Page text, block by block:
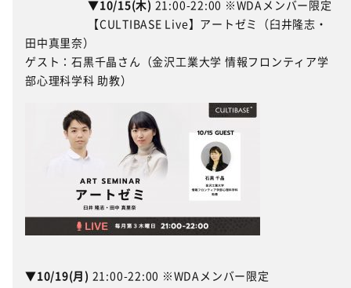
▼10/15(木) 21:00-22:00 ※WDAメンバー限定
【CULTIBASE Live】アートゼミ（臼井隆志・
田中真里奈）
ゲスト：石黒千晶さん（金沢工業大学 情報フロンティア学
部心理科学科 助教）
▼10/19(月) 21:00-22:00 ※WDAメンバー限定